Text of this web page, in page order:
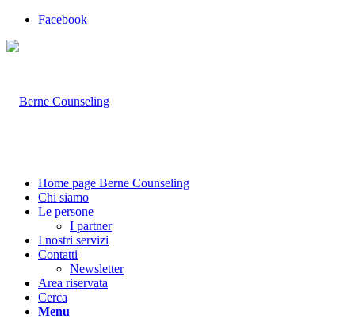
Facebook
Home page Berne Counseling
Chi siamo
Le persone
I partner
I nostri servizi
Contatti
Newsletter
Area riservata
Cerca
Menu